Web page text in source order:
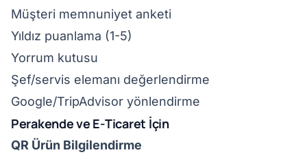
Müşteri memnuniyet anketi
Yıldız puanlama (1-5)
Yorrum kutusu
Şef/servis elemanı değerlendirme
Google/TripAdvisor yönlendirme
Perakende ve E-Ticaret İçin
QR Ürün Bilgilendirme